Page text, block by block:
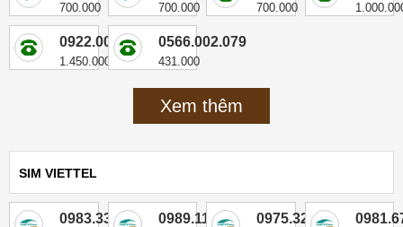
700.000 700.000 700.000
0922.002.079
1.450.000
0566.002.079
431.000
Xem thêm
SIM VIETTEL
0983.333.111 0989.11.77.99 0975.322222